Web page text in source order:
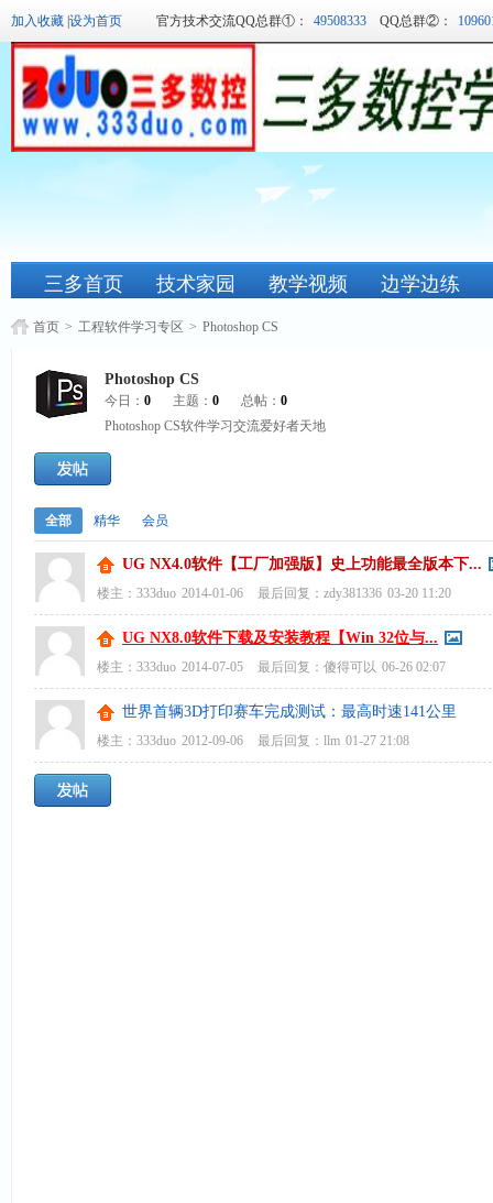
加入收藏 设为首页 官方技术交流QQ总群①： 49508333 QQ总群②：
三多首页 技术家园 教学视频 边学边练
首页 > 工程软件学习专区 > Photoshop CS
Photoshop CS
今日： 0 主题： 0 总帖： 0
Photoshop CS软件学习交流爱好者天地
全部 精华 会员
UG NX4.0软件【工厂加强版】史上功能最全版本下...
楼主： 333duo 2014-01-06 最后回复： zdy381336 03-20 11:20
UG NX8.0软件下载及安装教程【Win 32位与...
楼主： 333duo 2014-07-05 最后回复： 傻得可以 06-26 02:07
世界首辆3D打印赛车完成测试：最高时速141公里
楼主： 333duo 2012-09-06 最后回复： llm 01-27 21:08